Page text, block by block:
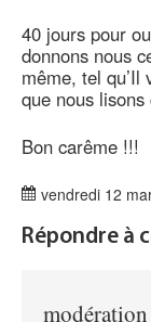
40 jours pour
donnons nous
même, tel qu’Il
que nous
Bon carême !!!
vendredi 12
Répondre à